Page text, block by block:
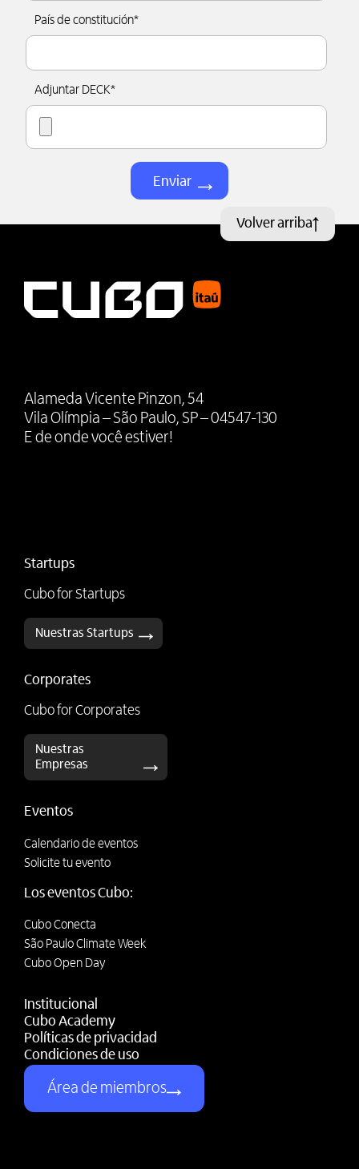
País de constitución*
Adjuntar DECK*
Volver arriba
Alameda Vicente Pinzon, 54
Vila Olímpia – São Paulo, SP – 04547-130
E de onde você estiver!
Startups
Cubo for Startups
Nuestras Startups
Corporates
Cubo for Corporates
Nuestras
Empresas
Eventos
Calendario de eventos
Solicite tu evento
Los eventos Cubo:
Cubo Conecta
São Paulo Climate Week
Cubo Open Day
Institucional
Cubo Academy
Políticas de privacidad
Condiciones de uso
Área de miembros